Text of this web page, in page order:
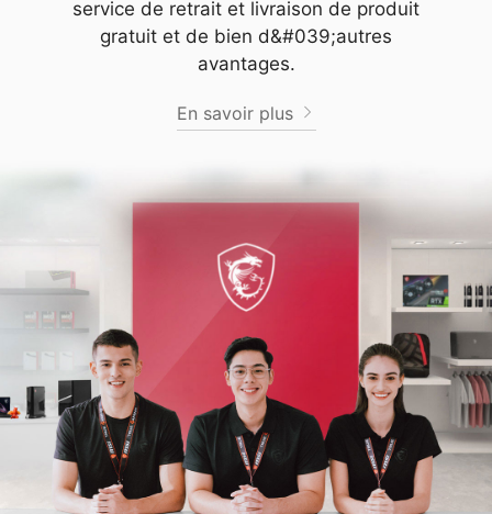
service de retrait et livraison de produit
gratuit et de bien d&#039;autres
avantages.
En savoir plus